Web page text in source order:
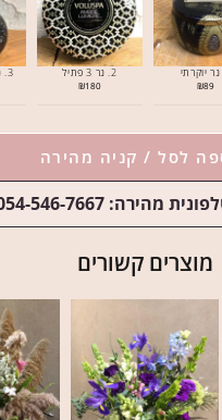
₪89
2. נר 3 פתיל
₪180
3. נר זכוכית יוקרתי
לסל / קניה מהירה
מהירה: 054-546-7667
מוצרים קשורים